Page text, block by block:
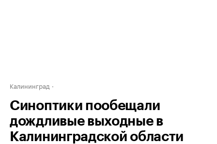
Калининград
Синоптики пообещали
дождливые выходные в
Калининградской области